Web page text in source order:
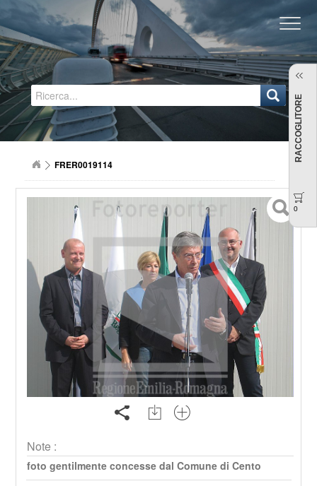
Regione Emilia-Romagna
FRER0019114
Note :
foto gentilmente concesse dal Comune di Cento
RACCOGLITORE
0